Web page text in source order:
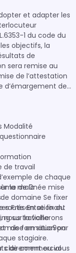
et adapter les
1 du code du
objectifs, la
de
sera remise au
de l’attestation
d’émargement des
Modalité
de travail
de chaque
de la
Présentation du
sur la fiche
de formation par
stagiaire.
de commercial
la ma0née mise
domaine Se fixer
route. En se fixant
nous travaillerons
mise en situa9on
clairement ou vous